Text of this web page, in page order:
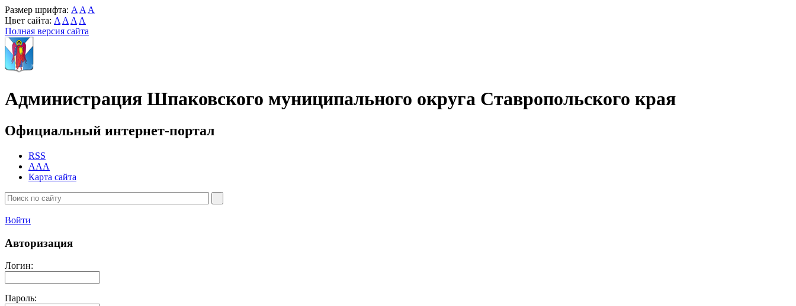
Размер шрифта: A A A
Цвет сайта: A A A A
Полная версия сайта
Администрация Шпаковского муниципального округа Ставропольского края
Официальный интернет-портал
RSS
AAA
Карта сайта
Войти
Авторизация
Логин:
Пароль: